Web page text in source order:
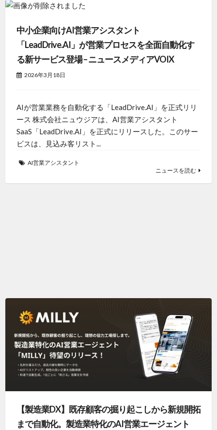
中小企業向けAI営業アシスタント
「LeadDrive.AI」が営業プロセスを全面自動化す
る新サービス登場 – ニュースメディアVOIX
2026年3月18日
AIが営業業務を自動化する「LeadDrive.AI」を正式リリ
ース 株式会社ニュウジアは、AI営業アシスタント
SaaS「LeadDrive.AI」を正式にリリースした。このサー
ビスは、見込み客リスト...
AI営業アシスタント
ニュースを読む
【製造業DX】既存顧客の掘り起こしから新規開拓
まで自動化。製造業特化のAI営業エージェント